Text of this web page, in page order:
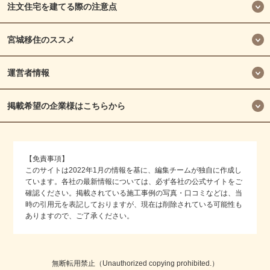
注文住宅を建てる際の注意点
宮城移住のススメ
運営者情報
掲載希望の企業様はこちらから
【免責事項】
このサイトは2022年1月の情報を基に、編集チームが独自に作成し
ています。各社の最新情報については、必ず各社の公式サイトをご
確認ください。掲載されている施工事例の写真・口コミなどは、当
時の引用元を表記しておりますが、現在は削除されている可能性も
ありますので、ご了承ください。
無断転用禁止（Unauthorized copying prohibited.）